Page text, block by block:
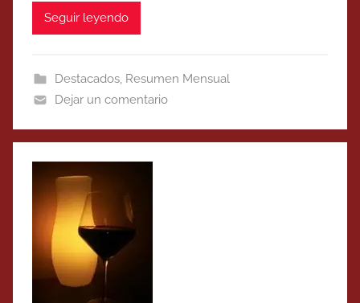
Seguir leyendo
Destacados, Resumen Mensual
Dejar un comentario